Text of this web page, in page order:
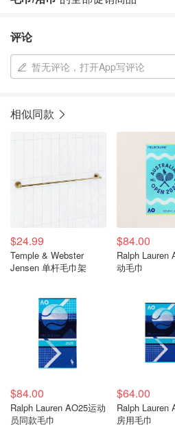
评论
暂无评论，打开App写评论
相似同款
$24.99
Temple & Webster
Jensen 单杆毛巾架
$84.00
Ralph Lauren
动毛巾
$84.00
Ralph Lauren AO25运动
员同款毛巾
$64.00
Ralph Lauren
房用毛巾